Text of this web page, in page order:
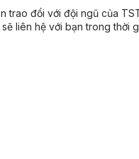
nổi bật nhưLục Gia Chủy,
trao đổi với đội ngũ của
liên hệ với bạn trong thời